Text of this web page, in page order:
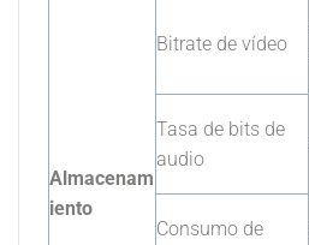
Almacenam
iento
Bitrate de vídeo
Tasa de bits de
audio
Consumo de